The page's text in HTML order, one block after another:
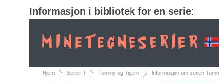
Informasjon i bibliotek for en serie: